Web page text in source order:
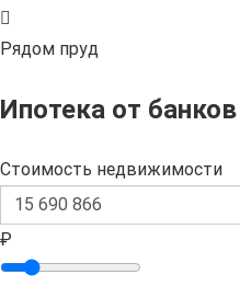
Рядом пруд
Ипотека от банков
Стоимость недвижимости
₽